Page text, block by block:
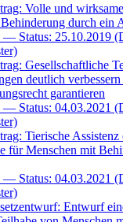
Volle und
durch ein
— Status: 25.10.2019
Gesellschaftliche
deutlich verbessern
garantieren
Status: 04.03.2021
Tierische
für Menschen mit
Status: 04.03.2021
Entwurf